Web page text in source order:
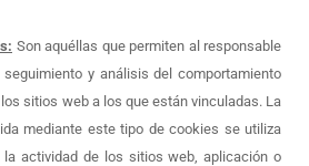
Son aquéllas que permiten al responsable
y análisis del comportamiento
sitios web a los que están vinculadas. La
mediante este tipo de cookies se utiliza
actividad de los sitios web, aplicación o